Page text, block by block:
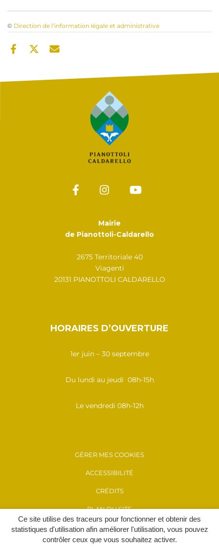
Ce site utilise des traceurs pour fonctionner et obtenir des
statistiques d'utilisation afin améliorer l'utilisation, vous pouvez
contrôler ceux que vous souhaitez activer.
© Direction de l’information légale et administrative
Mairie
de Pianottoli-Caldarello
2675 Territoriale 40
Viagenti
20131 PIANOTTOLI CALDARELLO
HORAIRES D’OUVERTURE
1er juin – 30 septembre
Du lundi au jeudi 08h-15h
Le vendredi 08h-12h
GÉRER MES COOKIES
ACCESSIBILITÉ
CRÉDITS
PLAN DU SITE
MENTIONS LÉGALES
POLITIQUE DE CONFIDENTIALITÉ